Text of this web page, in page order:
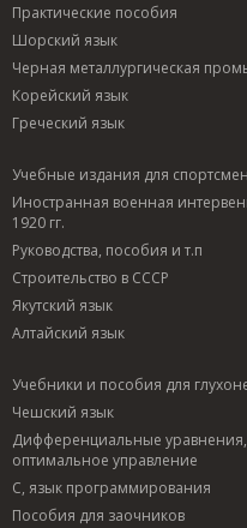
Практические пособия
Шорский язык
Черная металлургическая
Корейский язык
Греческий язык
Учебные издания для
Иностранная военная
1920 гг.
Руководства, пособия и т.п
Строительство в СССР
Якутский язык
Алтайский язык
Учебники и пособия для
Чешский язык
Дифференциальные
оптимальное управление
C, язык программирования
Пособия для заочников